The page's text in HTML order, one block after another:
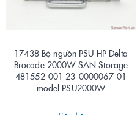
17438 Bộ nguồn PSU HP Delta
Brocade 2000W SAN Storage
481552-001 23-0000067-01
model PSU2000W